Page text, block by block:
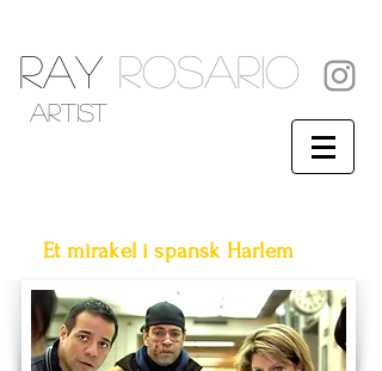
RAY ROSARIO
artist
Et mirakel i spansk Harlem